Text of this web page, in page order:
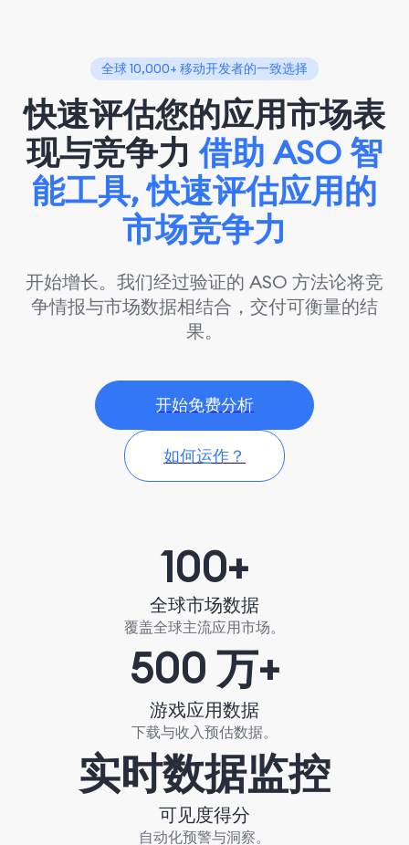
全球 10,000+ 移动开发者的一致选择
快速评估您的应用市场表
现与竞争力借助 ASO 智
能工具, 快速评估应用的
市场竞争力
开始增长。我们经过验证的 ASO 方法论将竞
争情报与市场数据相结合，交付可衡量的结
果。
开始免费分析
如何运作？
100+
全球市场数据
覆盖全球主流应用市场。
500 万+
游戏应用数据
下载与收入预估数据。
实时数据监控
可见度得分
自动化预警与洞察。